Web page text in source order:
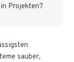
Projekten?
sauber,